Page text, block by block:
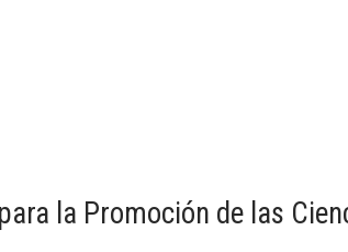
la Promoción de las